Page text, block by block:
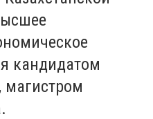
кандидатом
магистром